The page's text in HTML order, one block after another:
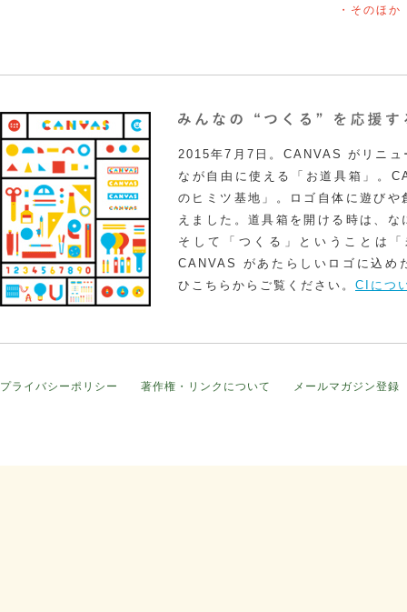
・そのほか
2015年7月7日。CANVAS がリニュ
なが自由に使える「お道具箱」。
のヒミツ基地」。ロゴ自体に遊び
えました。道具箱を開ける時は、
そして「つくる」ということは
CANVAS があたらしいロゴに込め
ひこちらからご覧ください。 CIにつ
プライバシーポリシー 著作権・リンクについて メールマガジン登録